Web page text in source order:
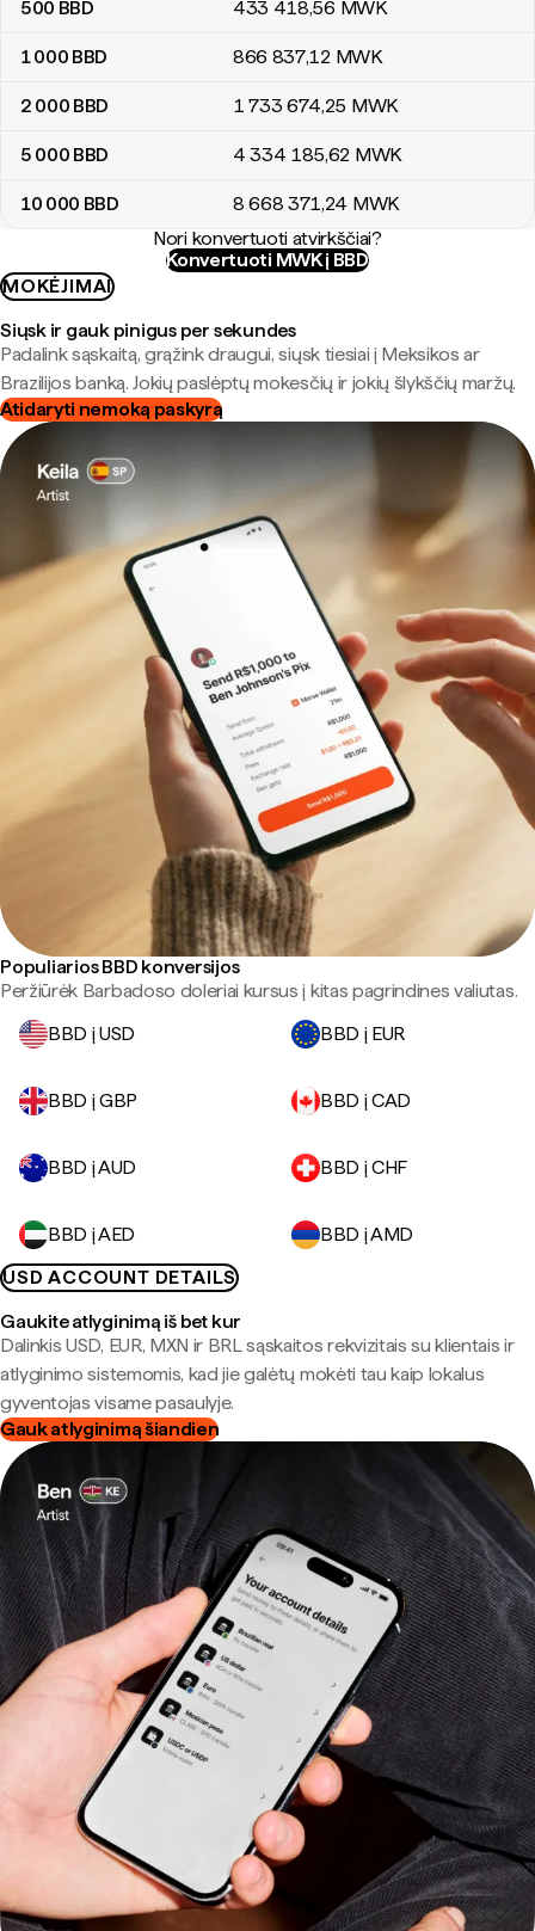
500 BBD 433 418,56 MWK
1 000 BBD 866 837,12 MWK
2 000 BBD 1 733 674,25 MWK
5 000 BBD 4 334 185,62 MWK
10 000 BBD 8 668 371,24 MWK
Nori konvertuoti atvirkščiai?
Konvertuoti MWK į BBD
MOKĖJIMAI
Siųsk ir gauk pinigus per sekundes
Padalink sąskaitą, grąžink draugui, siųsk tiesiai į Meksikos ar
Brazilijos banką. Jokių paslėptų mokesčių ir jokių šlykščių maržų.
Atidaryti nemoką paskyrą
Populiarios BBD konversijos
Peržiūrėk Barbadoso doleriai kursus į kitas pagrindines valiutas.
BBD į USD
BBD į EUR
BBD į GBP BBD į CAD
BBD į AUD BBD į CHF
BBD į AED
BBD į AMD
USD ACCOUNT DETAILS
Gaukite atlyginimą iš bet kur
Dalinkis USD, EUR, MXN ir BRL sąskaitos rekvizitais su klientais ir
atlyginimo sistemomis, kad jie galėtų mokėti tau kaip lokalus
gyventojas visame pasaulyje.
Gauk atlyginimą šiandien